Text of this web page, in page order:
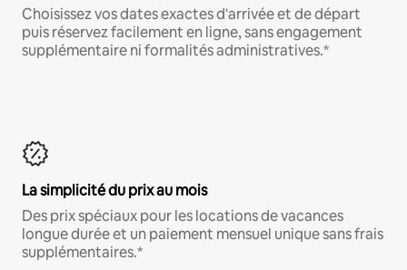
Choisissez vos dates exactes d'arrivée et de départ
puis réservez facilement en ligne, sans engagement
supplémentaire ni formalités administratives.*
La simplicité du prix au mois
Des prix spéciaux pour les locations de vacances
longue durée et un paiement mensuel unique sans frais
supplémentaires.*